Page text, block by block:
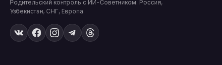
Родительский контроль с ИИ-Советником. Россия,
Узбекистан, СНГ, Европа.